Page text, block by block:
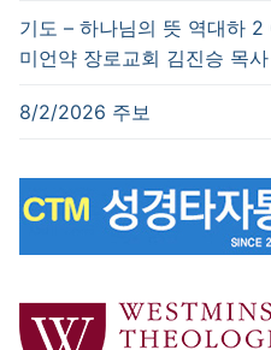
기도 – 하나님의 뜻 역대하
미언약 장로교회 김진승 목사
8/2/2026 주보